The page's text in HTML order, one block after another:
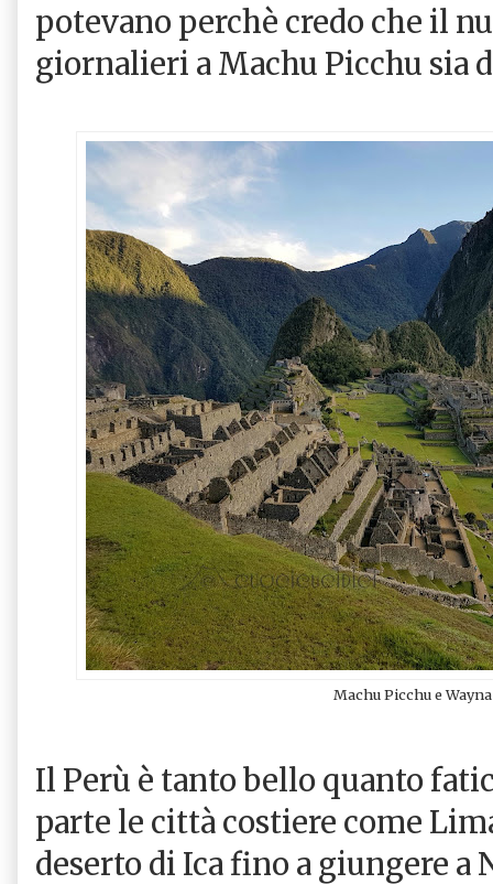
potevano perchè credo che il
giornalieri a Machu Picchu sia
Machu Picchu e
Il Perù è tanto bello quanto
parte le città costiere come
deserto di Ica fino a giungere a